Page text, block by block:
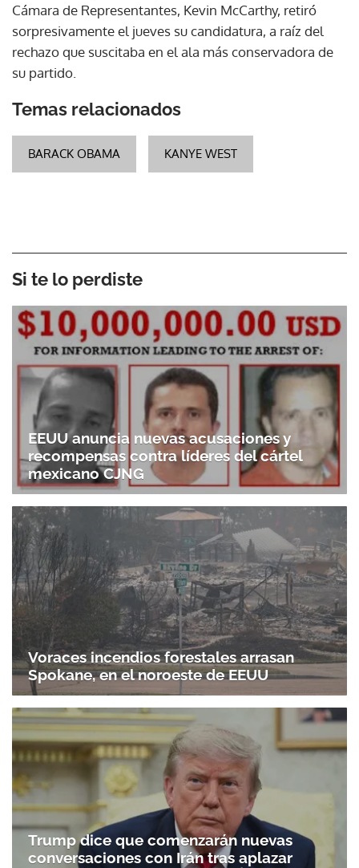
Cámara de Representantes, Kevin McCarthy, retiró
sorpresivamente el jueves su candidatura, a raíz del
rechazo que suscitaba en el ala más conservadora de
su partido.
Temas relacionados
BARACK OBAMA KANYE WEST
Si te lo perdiste
EEUU anuncia nuevas acusaciones y
recompensas contra líderes del cártel
mexicano CJNG
Voraces incendios forestales arrasan
Spokane, en el noroeste de EEUU
Trump dice que comenzarán nuevas
conversaciones con Irán tras aplazar